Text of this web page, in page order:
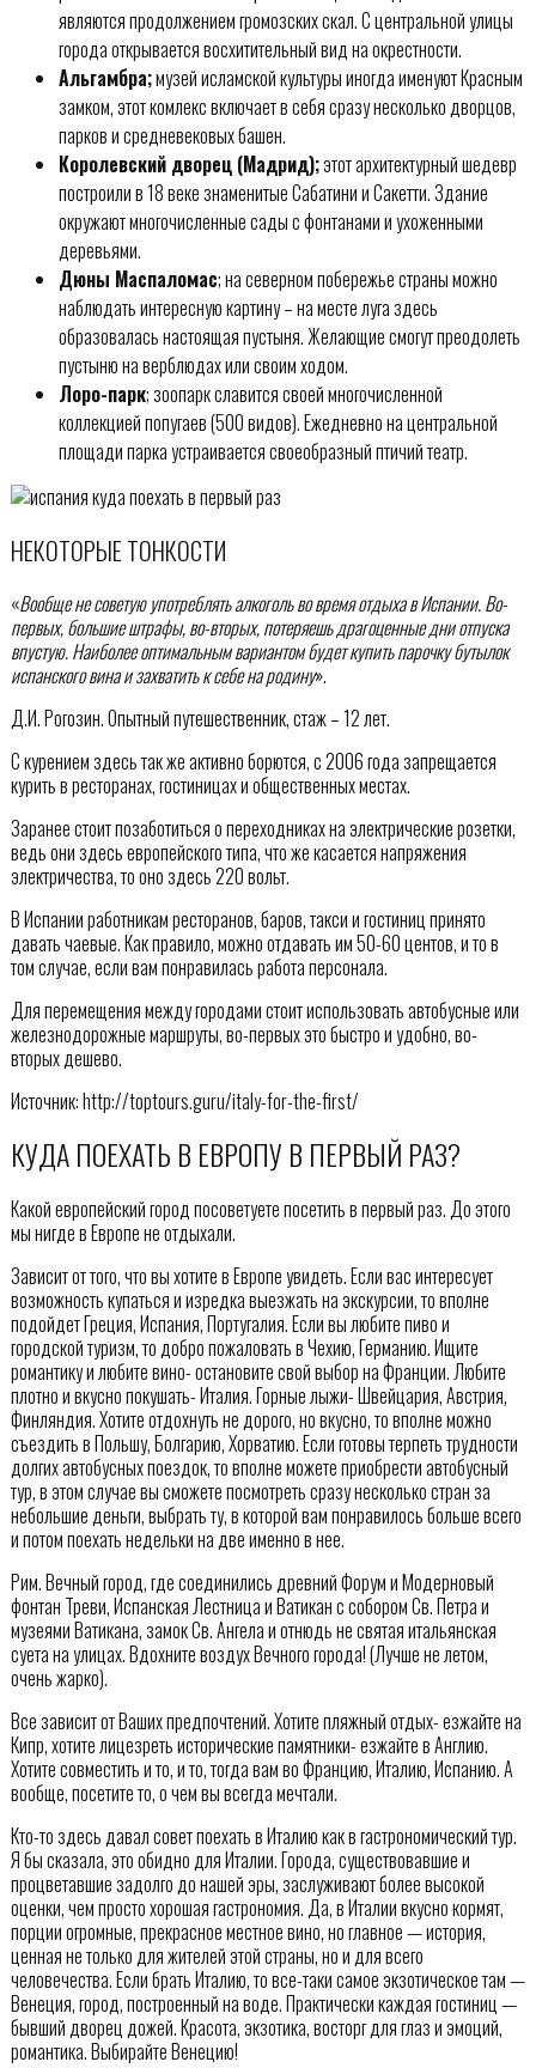
являются продолжением громозских скал. С центральной улицы
города открывается восхитительный вид на окрестности.
Альгамбра;музей исламской культуры иногда именуют Красным
замком, этот комлекс включает в себя сразу несколько дворцов,
парков и средневековых башен.
Королевский дворец (Мадрид);этот архитектурный шедевр
построили в 18 веке знаменитые Сабатини и Сакетти. Здание
окружают многочисленные сады с фонтанами и ухоженными
деревьями.
Дюны Маспаломас; на северном побережье страны можно
наблюдать интересную картину – на месте луга здесь
образовалась настоящая пустыня. Желающие смогут преодолеть
пустыню на верблюдах или своим ходом.
Лоро-парк; зоопарк славится своей многочисленной
коллекцией попугаев (500 видов). Ежедневно на центральной
площади парка устраивается своеобразный птичий театр.
НЕКОТОРЫЕ ТОНКОСТИ
«Вообще не советую употреблять алкоголь во время отдыха в Испании. Во-
первых, большие штрафы, во-вторых, потеряешь драгоценные дни отпуска
впустую. Наиболее оптимальным вариантом будет купить парочку бутылок
испанского вина и захватить к себе на родину».
Д.И. Рогозин. Опытный путешественник, стаж – 12 лет.
С курением здесь так же активно борются, с 2006 года запрещается
курить в ресторанах, гостиницах и общественных местах.
Заранее стоит позаботиться о переходниках на электрические розетки,
ведь они здесь европейского типа, что же касается напряжения
электричества, то оно здесь 220 вольт.
В Испании работникам ресторанов, баров, такси и гостиниц принято
давать чаевые. Как правило, можно отдавать им 50-60 центов, и то в
том случае, если вам понравилась работа персонала.
Для перемещения между городами стоит использовать автобусные или
железнодорожные маршруты, во-первых это быстро и удобно, во-
вторых дешево.
Источник: http://toptours.guru/italy-for-the-first/
КУДА ПОЕХАТЬ В ЕВРОПУ В ПЕРВЫЙ РАЗ?
Какой европейский город посоветуете посетить в первый раз. До этого
мы нигде в Европе не отдыхали.
Зависит от того, что вы хотите в Европе увидеть. Если вас интересует
возможность купаться и изредка выезжать на экскурсии, то вполне
подойдет Греция, Испания, Португалия. Если вы любите пиво и
городской туризм, то добро пожаловать в Чехию, Германию. Ищите
романтику и любите вино- остановите свой выбор на Франции. Любите
плотно и вкусно покушать- Италия. Горные лыжи- Швейцария, Австрия,
Финляндия. Хотите отдохнуть не дорого, но вкусно, то вполне можно
съездить в Польшу, Болгарию, Хорватию. Если готовы терпеть трудности
долгих автобусных поездок, то вполне можете приобрести автобусный
тур, в этом случае вы сможете посмотреть сразу несколько стран за
небольшие деньги, выбрать ту, в которой вам понравилось больше всего
и потом поехать недельки на две именно в нее.
Рим. Вечный город, где соединились древний Форум и Модерновый
фонтан Треви, Испанская Лестница и Ватикан с собором Св. Петра и
музеями Ватикана, замок Св. Ангела и отнюдь не святая итальянская
суета на улицах. Вдохните воздух Вечного города! (Лучше не летом,
очень жарко).
Все зависит от Ваших предпочтений. Хотите пляжный отдых- езжайте на
Кипр, хотите лицезреть исторические памятники- езжайте в Англию.
Хотите совместить и то, и то, тогда вам во Францию, Италию, Испанию. А
вообще, посетите то, о чем вы всегда мечтали.
Кто-то здесь давал совет поехать в Италию как в гастрономический тур.
Я бы сказала, это обидно для Италии. Города, существовавшие и
процветавшие задолго до нашей эры, заслуживают более высокой
оценки, чем просто хорошая гастрономия. Да, в Италии вкусно кормят,
порции огромные, прекрасное местное вино, но главное — история,
ценная не только для жителей этой страны, но и для всего
человечества. Если брать Италию, то все-таки самое экзотическое там —
Венеция, город, построенный на воде. Практически каждая гостиниц —
бывший дворец дожей. Красота, экзотика, восторг для глаз и эмоций,
романтика. Выбирайте Венецию!